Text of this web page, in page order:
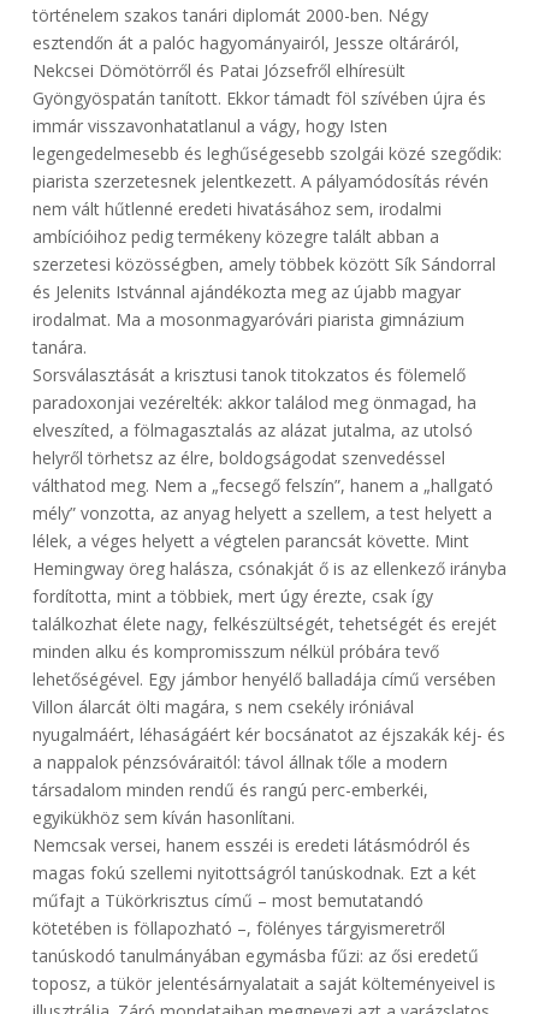
történelem szakos tanári diplomát 2000-ben. Négy
esztendőn át a palóc hagyományairól, Jessze oltáráról,
Nekcsei Dömötörről és Patai Józsefről elhíresült
Gyöngyöspatán tanított. Ekkor támadt föl szívében újra és
immár visszavonhatatlanul a vágy, hogy Isten
legengedelmesebb és leghűségesebb szolgái közé szegődik:
piarista szerzetesnek jelentkezett. A pályamódosítás révén
nem vált hűtlenné eredeti hivatásához sem, irodalmi
ambícióihoz pedig termékeny közegre talált abban a
szerzetesi közösségben, amely többek között Sík Sándorral
és Jelenits Istvánnal ajándékozta meg az újabb magyar
irodalmat. Ma a mosonmagyaróvári piarista gimnázium
tanára.
Sorsválasztását a krisztusi tanok titokzatos és fölemelő
paradoxonjai vezérelték: akkor találod meg önmagad, ha
elveszíted, a fölmagasztalás az alázat jutalma, az utolsó
helyről törhetsz az élre, boldogságodat szenvedéssel
válthatod meg. Nem a „fecsegő felszín”, hanem a „hallgató
mély” vonzotta, az anyag helyett a szellem, a test helyett a
lélek, a véges helyett a végtelen parancsát követte. Mint
Hemingway öreg halásza, csónakját ő is az ellenkező irányba
fordította, mint a többiek, mert úgy érezte, csak így
találkozhat élete nagy, felkészültségét, tehetségét és erejét
minden alku és kompromisszum nélkül próbára tevő
lehetőségével. Egy jámbor henyélő balladája című versében
Villon álarcát ölti magára, s nem csekély iróniával
nyugalmáért, léhaságáért kér bocsánatot az éjszakák kéj- és
a nappalok pénzsóváraitól: távol állnak tőle a modern
társadalom minden rendű és rangú perc-emberkéi,
egyikükhöz sem kíván hasonlítani.
Nemcsak versei, hanem esszéi is eredeti látásmódról és
magas fokú szellemi nyitottságról tanúskodnak. Ezt a két
műfajt a Tükörkrisztus című – most bemutatandó
kötetében is föllapozható –, fölényes tárgyismeretről
tanúskodó tanulmányában egymásba fűzi: az ősi eredetű
toposz, a tükör jelentésárnyalatait a saját költeményeivel is